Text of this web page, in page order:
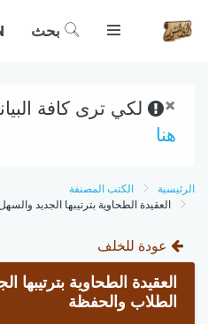
بحث
× لكي ترى كافة
هنا
الرئيسية
الكتب المصنفة
العقيدة الطحاوية بترتيبها الجديد
عودة للخلف
العقيدة الطحاوية
الطلاب والحفظة